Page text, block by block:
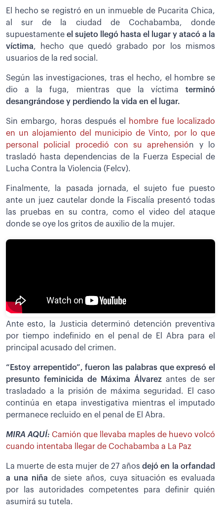
El hecho se registró en un inmueble de Pucarita Chica,
al sur de la ciudad de Cochabamba, donde
supuestamente el sujeto llegó hasta el lugar y atacó a la
víctima, hecho que quedó grabado por los mismos
usuarios de la red social.
Según las investigaciones, tras el hecho, el hombre se
dio a la fuga, mientras que la víctima terminó
desangrándose y perdiendo la vida en el lugar.
Sin embargo, horas después el hombre fue localizado
en un alojamiento del municipio de Vinto, por lo que
personal policial procedió con su aprehensión y lo
trasladó hasta dependencias de la Fuerza Especial de
Lucha Contra la Violencia (Felcv).
Finalmente, la pasada jornada, el sujeto fue puesto
ante un juez cautelar donde la Fiscalía presentó todas
las pruebas en su contra, como el video del ataque
donde se oye los gritos de auxilio de la mujer.
Ante esto, la Justicia determinó detención preventiva
por tiempo indefinido en el penal de El Abra para el
principal acusado del crimen.
“Estoy arrepentido”, fueron las palabras que expresó el
presunto feminicida de Máxima Álvarez antes de ser
trasladado a la prisión de máxima seguridad. El caso
continúa en etapa investigativa mientras el imputado
permanece recluido en el penal de El Abra.
MIRA AQUÍ: Camión que llevaba maples de huevo volcó
cuando intentaba llegar de Cochabamba a La Paz
La muerte de esta mujer de 27 años dejó en la orfandad
a una niña de siete años, cuya situación es evaluada
por las autoridades competentes para definir quién
asumirá su tutela.